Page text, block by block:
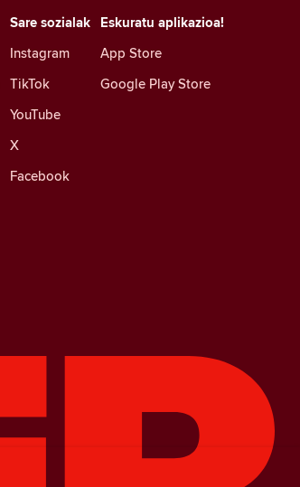
Sare sozialak
Instagram
TikTok
YouTube
X
Facebook
Eskuratu aplikazioa!
App Store
Google Play Store